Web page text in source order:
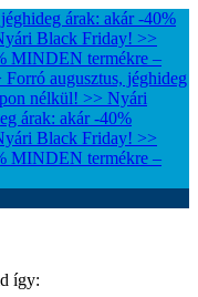
árak: akár -40%
Black Friday! >>
MINDEN termékre –
augusztus, jéghideg
nélkül! >> Nyári
árak: akár -40%
Black Friday! >>
MINDEN termékre –
így: